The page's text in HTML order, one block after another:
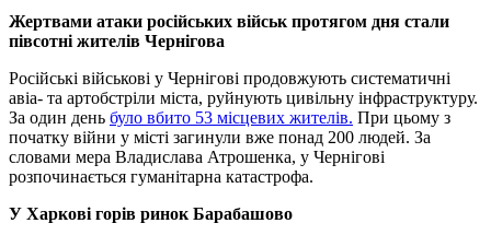
Жертвами атаки російських військ протягом дня стали
півсотні жителів Чернігова
Російські військові у Чернігові продовжують систематичні
авіа- та артобстріли міста, руйнують цивільну інфраструктуру.
За один день було вбито 53 місцевих жителів. При цьому з
початку війни у ​​місті загинули вже понад 200 людей. За
словами мера Владислава Атрошенка, у Чернігові
розпочинається гуманітарна катастрофа.
У Харкові горів ринок Барабашово